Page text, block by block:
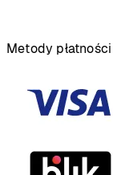
Metody płatności